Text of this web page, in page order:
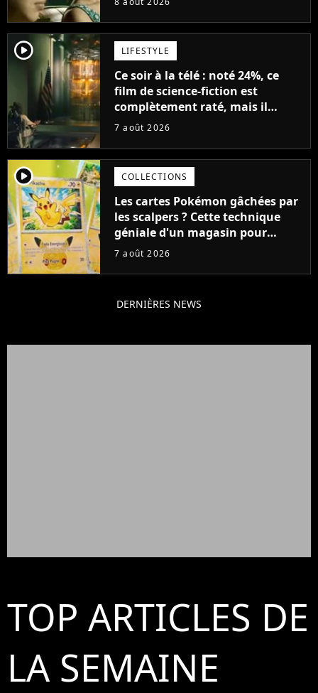
player2 LIFESTYLE
Ce soir à la télé : noté 24%, ce
film de science-fiction est
complètement raté, mais il
aurait pu être encore pire à
7 août 2026
player2 COLLECTIONS
Les cartes Pokémon gâchées par
les scalpers ? Cette technique
géniale d'un magasin pour
ruiner les revendeurs
7 août 2026
DERNIÈRES NEWS
TOP ARTICLES DE
LA SEMAINE